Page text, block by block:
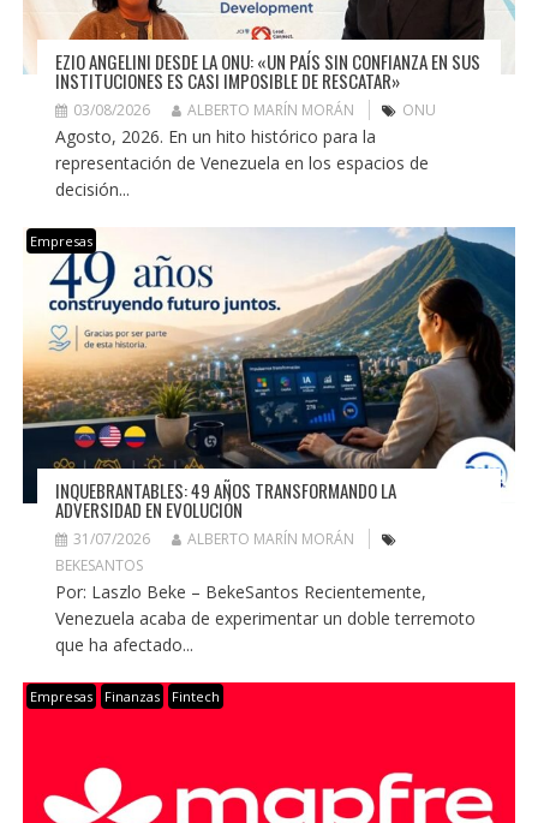
EZIO ANGELINI DESDE LA ONU: «UN PAÍS SIN CONFIANZA EN SUS
INSTITUCIONES ES CASI IMPOSIBLE DE RESCATAR»
03/08/2026 ALBERTO MARÍN MORÁN ONU
Agosto, 2026. En un hito histórico para la
representación de Venezuela en los espacios de
decisión...
Empresas
INQUEBRANTABLES: 49 AÑOS TRANSFORMANDO LA
ADVERSIDAD EN EVOLUCIÓN
31/07/2026
ALBERTO MARÍN MORÁN
BEKESANTOS
Por: Laszlo Beke – BekeSantos Recientemente,
Venezuela acaba de experimentar un doble terremoto
que ha afectado...
Empresas Finanzas Fintech